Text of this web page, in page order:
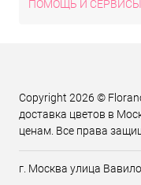
ПОМОЩЬ И СЕРВИСЫ
Copyright 2026 ©
доставка цветов в
ценам. Все права
г. Москва улица